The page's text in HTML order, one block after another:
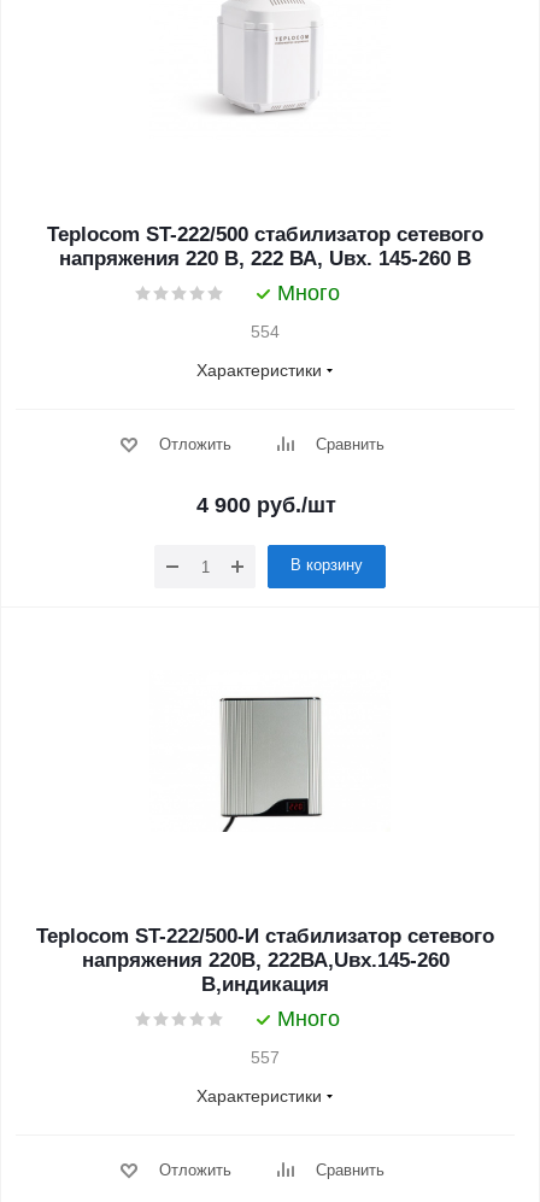
Teplocom ST-222/500 стабилизатор сетевого
напряжения 220 В, 222 ВА, Uвх. 145-260 В
Много
554
Характеристики
Отложить Сравнить
4 900руб./шт
В корзину
Teplocom ST-222/500-И стабилизатор сетевого
напряжения 220В, 222ВА,Uвх.145-260
В,индикация
Много
557
Характеристики
Отложить Сравнить